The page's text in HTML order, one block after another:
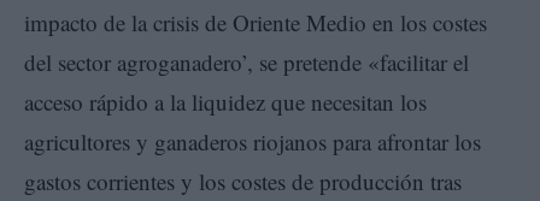
impacto de la crisis de Oriente Medio en los costes
del sector agroganadero’, se pretende «facilitar el
acceso rápido a la liquidez que necesitan los
agricultores y ganaderos riojanos para afrontar los
gastos corrientes y los costes de producción tras